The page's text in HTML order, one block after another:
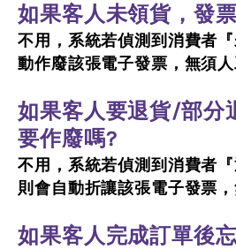
如果客人未領貨，發
不用，系統若偵測到消費者
動作廢該張電子發票，無須人
如果客人要退貨/部分
要作廢嗎?
不用，系統若偵測到消費者
則會自動折讓該張電子發票，
如果客人完成訂單後